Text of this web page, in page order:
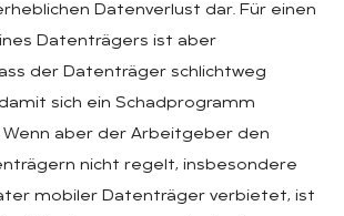
Datenverlust dar. Für einen
Datenträgers ist aber
der Datenträger schlichtweg
sich ein Schadprogramm
Wenn aber der Arbeitgeber den
nicht regelt, insbesondere
mobiler Datenträger verbietet, ist